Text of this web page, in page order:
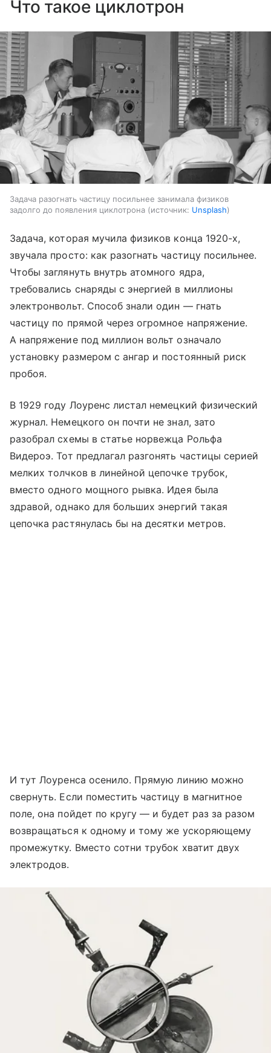
Что такое циклотрон
Задача разогнать частицу посильнее занимала физиков
задолго до появления циклотрона
источник: Unsplash
Задача, которая мучила физиков конца 1920-х,
звучала просто: как разогнать частицу посильнее.
Чтобы заглянуть внутрь атомного ядра,
требовались снаряды с энергией в миллионы
электронвольт. Способ знали один — гнать
частицу по прямой через огромное напряжение.
А напряжение под миллион вольт означало
установку размером с ангар и постоянный риск
пробоя.
В 1929 году Лоуренс листал немецкий физический
журнал. Немецкого он почти не знал, зато
разобрал схемы в статье норвежца Рольфа
Видероэ. Тот предлагал разгонять частицы серией
мелких толчков в линейной цепочке трубок,
вместо одного мощного рывка. Идея была
здравой, однако для больших энергий такая
цепочка растянулась бы на десятки метров.
И тут Лоуренса осенило. Прямую линию можно
свернуть. Если поместить частицу в магнитное
поле, она пойдет по кругу — и будет раз за разом
возвращаться к одному и тому же ускоряющему
промежутку. Вместо сотни трубок хватит двух
электродов.